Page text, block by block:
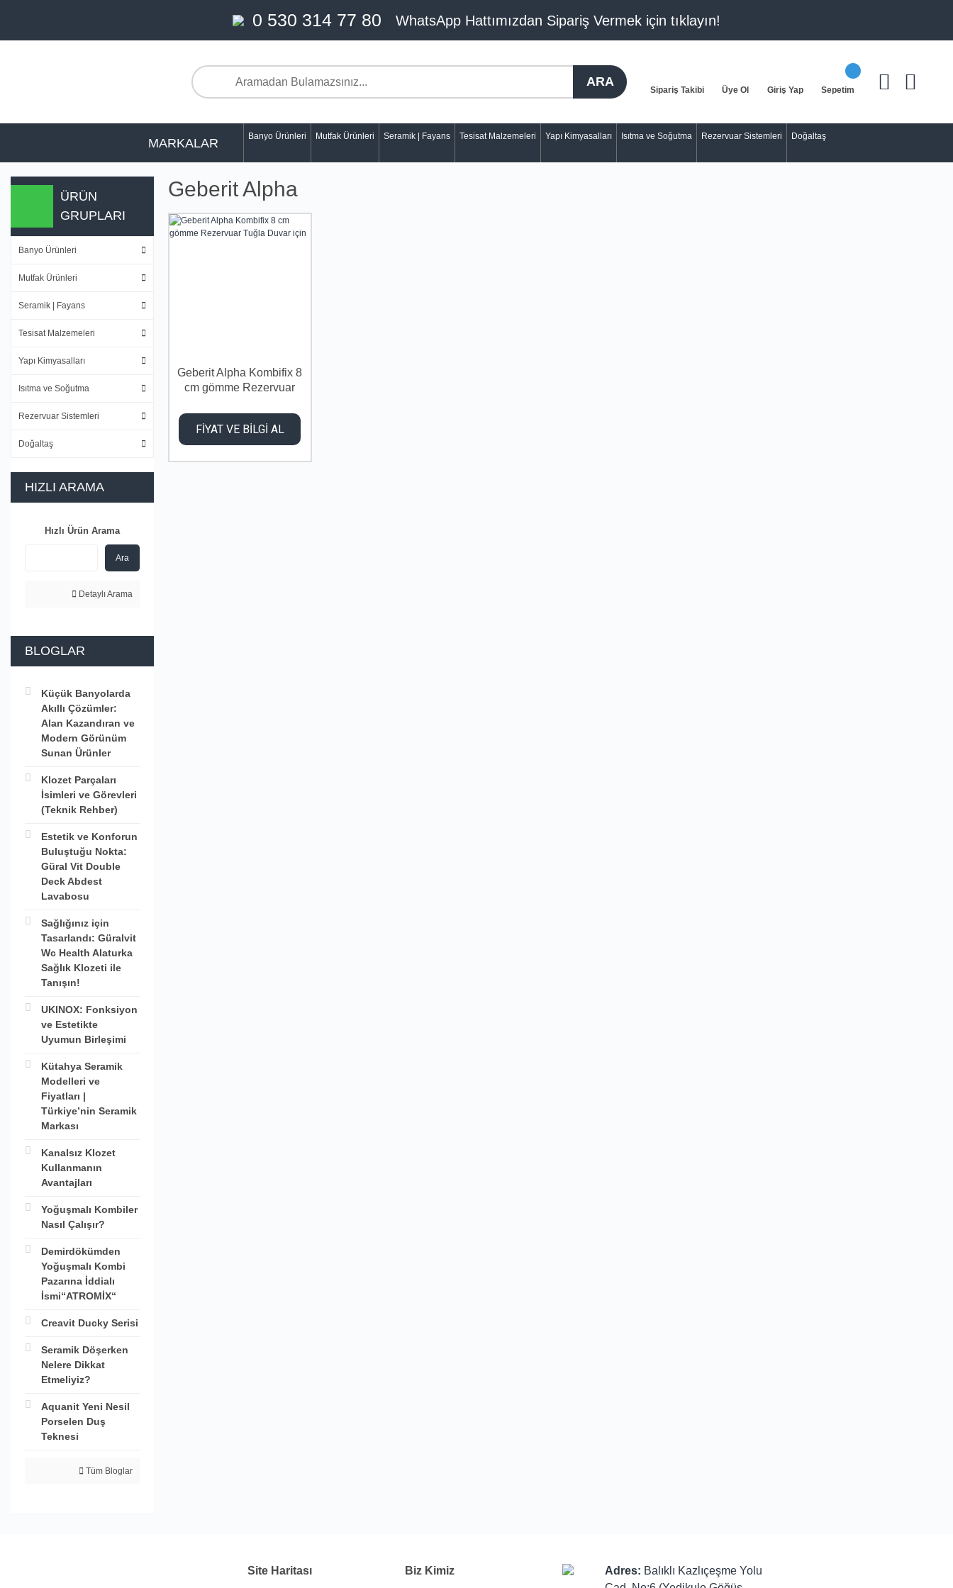
0 530 314 77 80 WhatsApp Hattımızdan Sipariş Vermek için tıklayın!
ARA
Sipariş Takibi Üye Ol Giriş Yap Sepetim
MARKALAR Banyo Ürünleri Mutfak Ürünleri Seramik | Fayans Tesisat Malzemeleri Yapı Kimyasalları Isıtma ve Soğutma Rezervuar Sistemleri Doğaltaş
ÜRÜN
GRUPLARI
Banyo Ürünleri
Mutfak Ürünleri
Seramik | Fayans
Tesisat Malzemeleri
Yapı Kimyasalları
Isıtma ve Soğutma
Rezervuar Sistemleri
Doğaltaş
HIZLI ARAMA
Hızlı Ürün Arama
Ara
Detaylı Arama
BLOGLAR
Küçük Banyolarda
Akıllı Çözümler:
Alan Kazandıran ve
Modern Görünüm
Sunan Ürünler
Klozet Parçaları
İsimleri ve Görevleri
(Teknik Rehber)
Estetik ve Konforun
Buluştuğu Nokta:
Güral Vit Double
Deck Abdest
Lavabosu
Sağlığınız için
Tasarlandı: Güralvit
Wc Health Alaturka
Sağlık Klozeti ile
Tanışın!
UKINOX: Fonksiyon
ve Estetikte
Uyumun Birleşimi
Kütahya Seramik
Modelleri ve
Fiyatları |
Türkiye’nin Seramik
Markası
Kanalsız Klozet
Kullanmanın
Avantajları
Yoğuşmalı Kombiler
Nasıl Çalışır?
Demirdökümden
Yoğuşmalı Kombi
Pazarına İddialı
İsmi“ATROMİX“
Creavit Ducky Serisi
Seramik Döşerken
Nelere Dikkat
Etmeliyiz?
Aquanit Yeni Nesil
Porselen Duş
Teknesi
Tüm Bloglar
Geberit Alpha
Geberit Alpha Kombifix 8
cm gömme Rezervuar
FİYAT VE BİLGİ AL
Site Haritası Biz Kimiz Adres: Balıklı Kazlıçeşme Yolu